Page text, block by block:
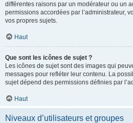
différentes raisons par un modérateur ou un
permissions accordées par l’administrateur,
vos propres sujets.
Haut
Que sont les icônes de sujet ?
Les icônes de sujet sont des images qui
messages pour refléter leur contenu. La
sujet dépend des permissions définies par
Haut
Niveaux d’utilisateurs et groupes